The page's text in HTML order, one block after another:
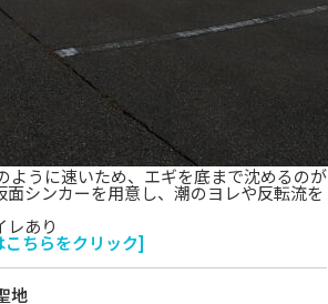
ように速いため、エギを底まで沈めるのが
シンカーを用意し、潮のヨレや反転流を
レあり
ちらをクリック]
地